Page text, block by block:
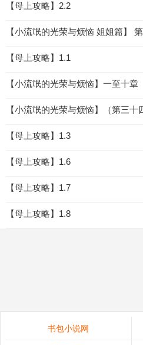
【母上攻略】2.2
【小流氓的光荣与烦恼 姐姐篇】
【母上攻略】1.1
【小流氓的光荣与烦恼】一至十章
【小流氓的光荣与烦恼】（第三十
【母上攻略】1.3
【母上攻略】1.6
【母上攻略】1.7
【母上攻略】1.8
书包小说网